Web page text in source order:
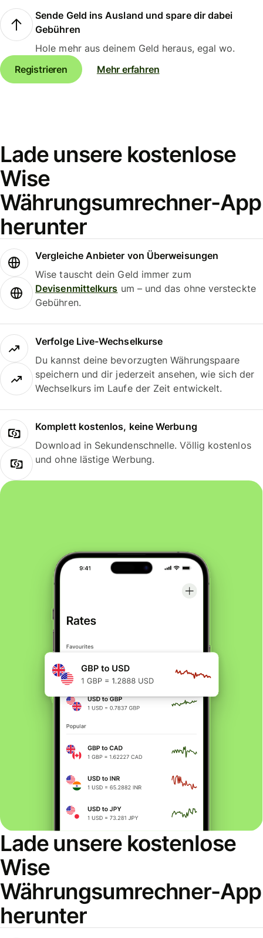
Sende Geld ins Ausland und spare dir dabei
Gebühren
Hole mehr aus deinem Geld heraus, egal wo.
Registrieren
Mehr erfahren
Lade unsere kostenlose
Wise
Währungsumrechner-App
herunter
Vergleiche Anbieter von Überweisungen
Wise tauscht dein Geld immer zum
Devisenmittelkurs um – und das ohne versteckte
Gebühren.
Verfolge Live-Wechselkurse
Du kannst deine bevorzugten Währungspaare
speichern und dir jederzeit ansehen, wie sich der
Wechselkurs im Laufe der Zeit entwickelt.
Komplett kostenlos, keine Werbung
Download in Sekundenschnelle. Völlig kostenlos
und ohne lästige Werbung.
Lade unsere kostenlose
Wise
Währungsumrechner-App
herunter